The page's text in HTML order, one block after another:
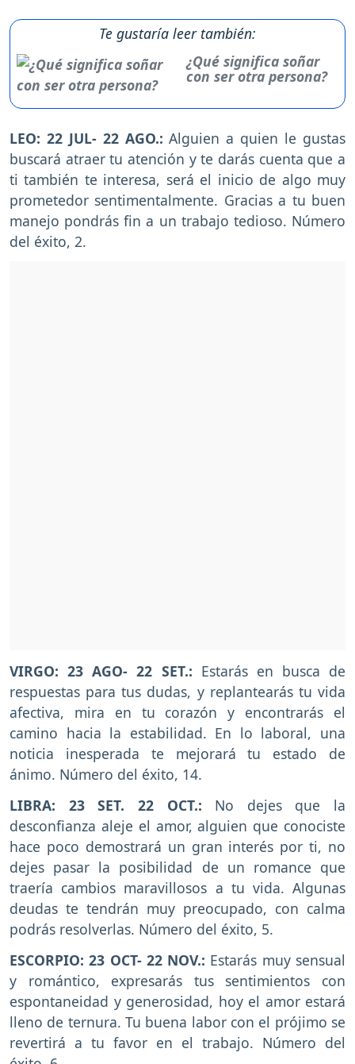
Te gustaría leer también:
¿Qué significa soñar
con ser otra persona?
LEO: 22 JUL- 22 AGO.:Alguien a quien le gustas
buscará atraer tu atención y te darás cuenta que a
ti también te interesa, será el inicio de algo muy
prometedor sentimentalmente. Gracias a tu buen
manejo pondrás fin a un trabajo tedioso. Número
del éxito, 2.
VIRGO: 23 AGO- 22 SET.: Estarás en busca de
respuestas para tus dudas, y replantearás tu vida
afectiva, mira en tu corazón y encontrarás el
camino hacia la estabilidad. En lo laboral, una
noticia inesperada te mejorará tu estado de
ánimo. Número del éxito, 14.
LIBRA: 23 SET. 22 OCT.: No dejes que la
desconfianza aleje el amor, alguien que conociste
hace poco demostrará un gran interés por ti, no
dejes pasar la posibilidad de un romance que
traería cambios maravillosos a tu vida. Algunas
deudas te tendrán muy preocupado, con calma
podrás resolverlas. Número del éxito, 5.
ESCORPIO: 23 OCT- 22 NOV.: Estarás muy sensual
y romántico, expresarás tus sentimientos con
espontaneidad y generosidad, hoy el amor estará
lleno de ternura. Tu buena labor con el prójimo se
revertirá a tu favor en el trabajo. Número del